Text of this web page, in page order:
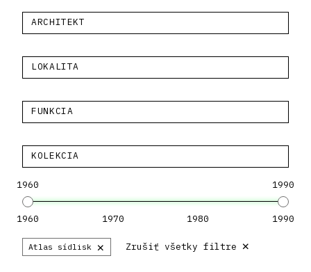
ARCHITEKT
LOKALITA
FUNKCIA
KOLEKCIA
1960 1990
1960 1970 1980 1990
Atlas sídlisk × Zrušiť všetky filtre ×